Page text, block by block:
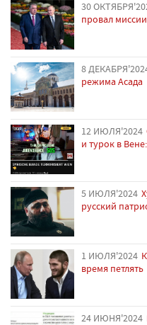
30
провал
8
режима Асада
12 ИЮЛЯ'2024
и турок в
5 ИЮЛЯ'2024
русский
1 ИЮЛЯ'2024
время петлять
24 ИЮНЯ'2024